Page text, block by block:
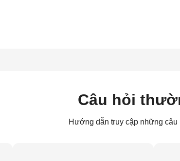
Câu hỏi
Hướng dẫn truy cập những câu